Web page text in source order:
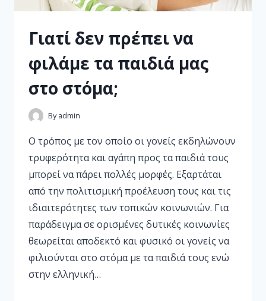
Γιατί δεν πρέπει να
φιλάμε τα παιδιά μας
στο στόμα;
By admin
O τρόπος με τον οποίο οι γονείς εκδηλώνουν
τρυφερότητα και αγάπη προς τα παιδιά τους
μπορεί να πάρει πολλές μορφές. Εξαρτάται
από την πολιτισμική προέλευση τους και τις
ιδιαιτερότητες των τοπικών κοινωνιών. Για
παράδειγμα σε ορισμένες δυτικές κοινωνίες
θεωρείται αποδεκτό και φυσικό οι γονείς να
φιλιούνται στο στόμα με τα παιδιά τους ενώ
στην ελληνική…